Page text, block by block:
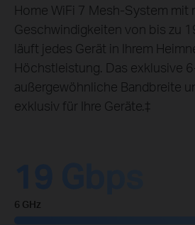
Home WiFi 7 Mesh-System mit
Geschwindigkeiten von bis zu
läuft jedes Gerät in Ihrem
Höchstleistung. Das exklusive
außergewöhnliche Bandbreite
exklusiv für Ihre Geräte.‡
6 GHz